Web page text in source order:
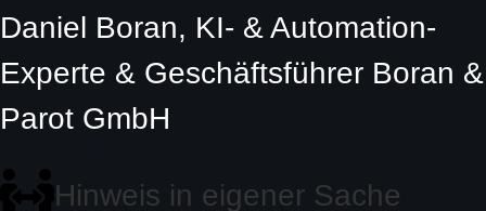
Daniel Boran, KI- & Automation-
Experte & Geschäftsführer Boran &
Parot GmbH
Hinweis in eigener Sache